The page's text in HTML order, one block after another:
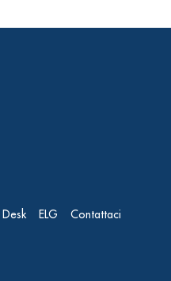
Desk ELG Contattaci